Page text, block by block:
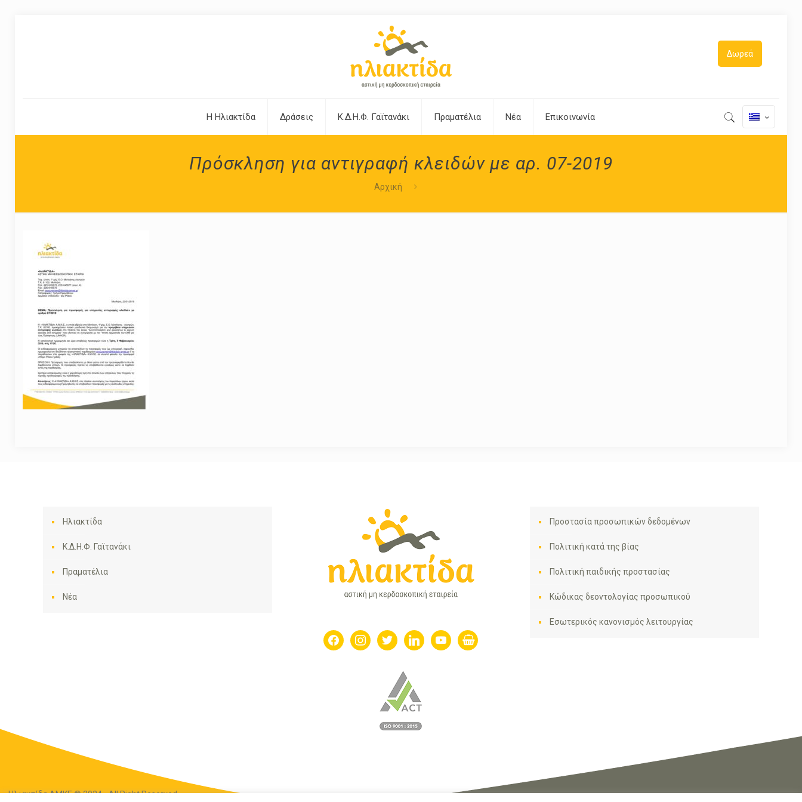
Η Ηλιακτίδα Δράσεις Κ.Δ.Η.Φ. Γαϊτανάκι Πραματέλια Νέα Επικοινωνία
Δωρεά
Πρόσκληση για αντιγραφή κλειδών με αρ. 07-2019
Αρχική
Ηλιακτίδα
Κ.Δ.Η.Φ. Γαϊτανάκι
Πραματέλια
Νέα
facebookinstagram
twitter linkedinyoutubeshopping-
basket
Προστασία προσωπικών δεδομένων
Πολιτική κατά της βίας
Πολιτική παιδικής προστασίας
Κώδικας δεοντολογίας προσωπικού
Εσωτερικός κανονισμός λειτουργίας
Ηλιακτίδα ΑΜΚΕ © 2024 - All Right Reserved